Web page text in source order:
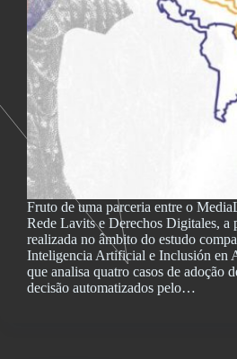
Fruto de uma parceria entre o
Rede Lavits e Derechos Digitales, a
realizada no âmbito do estudo
Inteligencia Artificial e Inclusión en
que analisa quatro casos de adoção
decisão automatizados pelo…